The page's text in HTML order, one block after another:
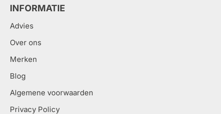
INFORMATIE
Advies
Over ons
Merken
Blog
Algemene voorwaarden
Privacy Policy